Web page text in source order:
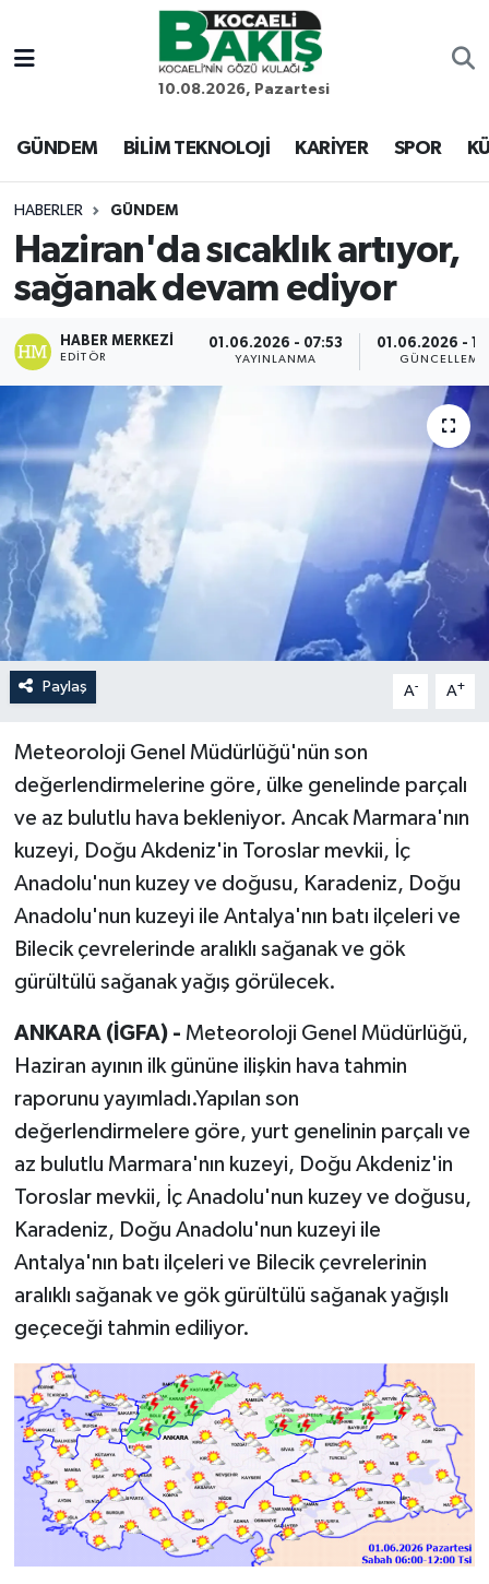
10.08.2026, Pazartesi
GÜNDEM BİLİM TEKNOLOJİ KARİYER SPOR
HABERLER GÜNDEM
Haziran'da sıcaklık artıyor,
sağanak devam ediyor
HABER MERKEZI
EDITÖR
01.06.2026 - 07:53
YAYINLANMA
01.06.2026 -
GÜNCELLEME
Paylaş A- A+
Meteoroloji Genel Müdürlüğü'nün son
değerlendirmelerine göre, ülke genelinde parçalı
ve az bulutlu hava bekleniyor. Ancak Marmara'nın
kuzeyi, Doğu Akdeniz'in Toroslar mevkii, İç
Anadolu'nun kuzey ve doğusu, Karadeniz, Doğu
Anadolu'nun kuzeyi ile Antalya'nın batı ilçeleri ve
Bilecik çevrelerinde aralıklı sağanak ve gök
gürültülü sağanak yağış görülecek.
ANKARA (İGFA) - Meteoroloji Genel Müdürlüğü,
Haziran ayının ilk gününe ilişkin hava tahmin
raporunu yayımladı.Yapılan son
değerlendirmelere göre, yurt genelinin parçalı ve
az bulutlu Marmara'nın kuzeyi, Doğu Akdeniz'in
Toroslar mevkii, İç Anadolu'nun kuzey ve doğusu,
Karadeniz, Doğu Anadolu'nun kuzeyi ile
Antalya'nın batı ilçeleri ve Bilecik çevrelerinin
aralıklı sağanak ve gök gürültülü sağanak yağışlı
geçeceği tahmin ediliyor.
Kocaeli Nöbetçi Eczaneler
Kocaeli Hava Durumu
Süper Lig Puan Durumu ve Fikstür
Tüm Manşetler
Son Dakika Haberleri
Haber Arşivi